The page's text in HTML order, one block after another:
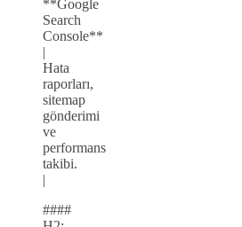
**Google
Search
Console**
|
Hata
raporları,
sitemap
gönderimi
ve
performans
takibi.
|
####